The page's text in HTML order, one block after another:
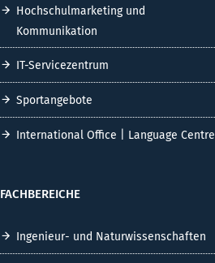
Hochschulmarketing und
Kommunikation
IT-Servicezentrum
Sportangebote
International Office | Language Centre
FACHBEREICHE
Ingenieur- und Naturwissenschaften